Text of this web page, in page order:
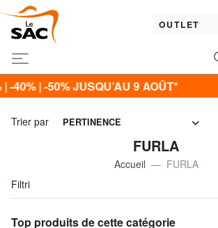
OUTLET
JUSQU’AU 9 AOÛT*
Trier par PERTINENCE
FURLA
Accueil
FURLA
Filtri
Top produits de cette catégorie